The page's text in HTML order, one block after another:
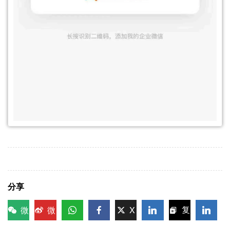
分享
微
微
X
复